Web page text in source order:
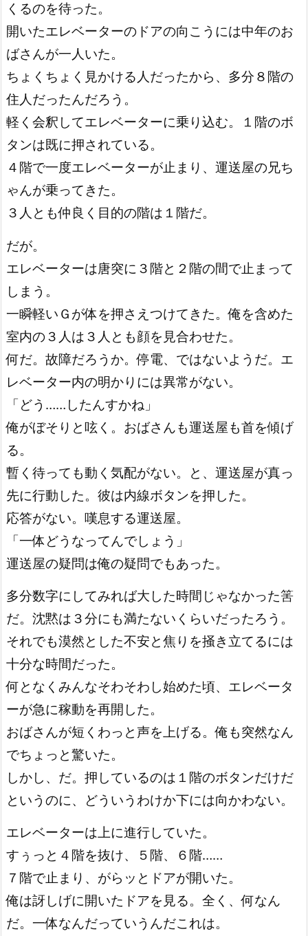
くるのを待った。
開いたエレベーターのドアの向こうには中年のお
ばさんが一人いた。
ちょくちょく見かける人だったから、多分８階の
住人だったんだろう。
軽く会釈してエレベーターに乗り込む。１階のボ
タンは既に押されている。
４階で一度エレベーターが止まり、運送屋の兄ち
ゃんが乗ってきた。
３人とも仲良く目的の階は１階だ。
だが。
エレベーターは唐突に３階と２階の間で止まって
しまう。
一瞬軽いＧが体を押さえつけてきた。俺を含めた
室内の３人は３人とも顔を見合わせた。
何だ。故障だろうか。停電、ではないようだ。エ
レベーター内の明かりには異常がない。
「どう……したんすかね」
俺がぼそりと呟く。おばさんも運送屋も首を傾げ
る。
暫く待っても動く気配がない。と、運送屋が真っ
先に行動した。彼は内線ボタンを押した。
応答がない。嘆息する運送屋。
「一体どうなってんでしょう」
運送屋の疑問は俺の疑問でもあった。
多分数字にしてみれば大した時間じゃなかった筈
だ。沈黙は３分にも満たないくらいだったろう。
それでも漠然とした不安と焦りを掻き立てるには
十分な時間だった。
何となくみんなそわそわし始めた頃、エレベータ
ーが急に稼動を再開した。
おばさんが短くわっと声を上げる。俺も突然なん
でちょっと驚いた。
しかし、だ。押しているのは１階のボタンだけだ
というのに、どういうわけか下には向かわない。
エレベーターは上に進行していた。
すぅっと４階を抜け、５階、６階……
７階で止まり、がらッとドアが開いた。
俺は訝しげに開いたドアを見る。全く、何なん
だ。一体なんだっていうんだこれは。